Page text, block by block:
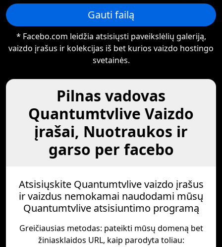
Gauti failą
* Facebo.com leidžia atsisiųsti paveikslėlių galeriją,
vaizdo įrašus ir kolekcijas iš bet kurios vaizdo hostingo
svetainės.
Pilnas vadovas
Quantumtvlive Vaizdo
įrašai, Nuotraukos ir
garso per facebo
Atsisiųskite Quantumtvlive vaizdo įrašus
ir vaizdus nemokamai naudodami mūsų
Quantumtvlive atsisiuntimo programą
Greičiausias metodas: pateikti mūsų domeną bet
žiniasklaidos URL, kaip parodyta toliau: